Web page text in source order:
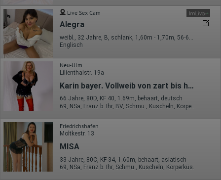
Google innerhalb von Mitgliedstaaten der Europäischen Union
oder in anderen Vertragsstaaten des Abkommens über den
Europäischen Wirtschaftsraum gekürzt, dies bedeutet, dass alle
Daten anonym erhoben werden. Nur in Ausnahmefällen wird die
volle IP-Adresse an einen Server von Google in den USA
übertragen und dort gekürzt. Die von dem Browser des Nutzers
übermittelte IP-Adresse wird nicht mit anderen Daten von Google
zusammengeführt.
Erhobene Informationen zum Besucherverhalten sind folgende:
Herkunft (Land und Stadt)
Sprache
Betriebssystem
Gerät (PC, Tablet-PC oder Smartphone)
Browser und alle verwendeten Add-ons
Auflösung des Computers
Besucherquelle (Facebook, Suchmaschine oder
verweisende Webseite)
Welche Dateien wurden heruntergeladen?
Welche Videos angeschaut?
Live Sex Cam
Alegra
weibl., 32 Jahre, B, schlank, 1,60m - 1,70m, 56-60kg, exotisch
Englisch
Neu-Ulm
Lilienthalstr. 19a
Karin bayer. Vollweib von zart bis h*rt
66 Jahre, 80D, KF 40, 1.69m, behaart, deutsch
Friedrichshafen
Moltkestr. 13
MISA
33 Jahre, 80C, KF 34, 1.60m, behaart, asiatisch
69, NSa, Franz b. Ihr, Schmu., Kuscheln, Körperküs.